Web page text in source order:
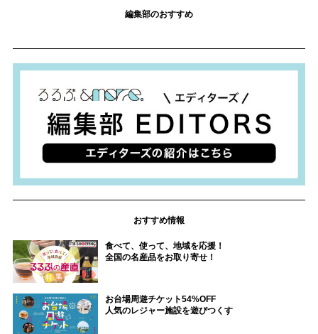
編集部のおすすめ
おすすめ情報
食べて、使って、地域を応援！
全国の名産品をお取り寄せ！
お台場周遊チケット54%OFF
人気のレジャー施設を遊びつくす